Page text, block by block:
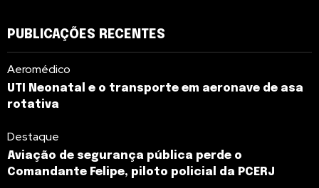
PUBLICAÇÕES RECENTES
Aeromédico
UTI Neonatal e o transporte em aeronave de asa
rotativa
Destaque
Aviação de segurança pública perde o
Comandante Felipe, piloto policial da PCERJ